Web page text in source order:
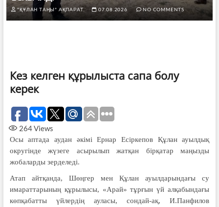
"ҚҰЛАН ТАҢЫ" АҚПАРАТ. 07.08.2026 NO COMMENTS
Кез келген құрылыста сапа болу
керек
264Views
Осы аптада аудан әкімі Ернар Есіркепов Құлан ауылдық
округінде жүзеге асырылып жатқан бірқатар маңызды
жобаларды зерделеді.
Атап айтқанда, Шөңгер мен Құлан ауылдарындағы су
имараттарының құрылысы, «Арай» тұрғын үй алқабындағы
көпқабатты үйлердің ауласы, сондай-ақ, И.Панфилов